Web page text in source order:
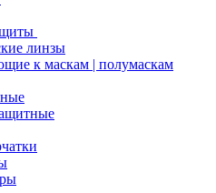
линзы
к маскам | полумаскам